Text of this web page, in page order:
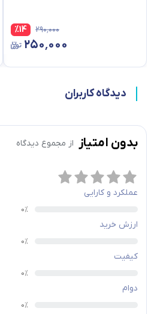
۲۹۰٬۰۰۰ %14
۲۵۰٬۰۰۰
دیدگاه کاربران
بدون امتیاز از مجموع دیدگاه
عملکرد و کارایی
ارزش خرید
کیفیت
دوام